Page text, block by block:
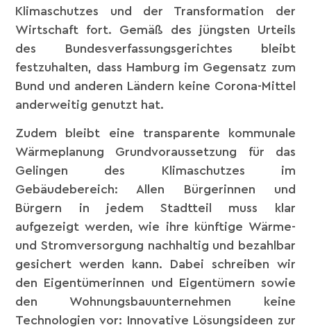
Klimaschutzes und der Transformation der
Wirtschaft fort. Gemäß des jüngsten Urteils
des Bundesverfassungsgerichtes bleibt
festzuhalten, dass Hamburg im Gegensatz zum
Bund und anderen Ländern keine Corona-Mittel
anderweitig genutzt hat.
Zudem bleibt eine transparente kommunale
Wärmeplanung Grundvoraussetzung für das
Gelingen des Klimaschutzes im
Gebäudebereich: Allen Bürgerinnen und
Bürgern in jedem Stadtteil muss klar
aufgezeigt werden, wie ihre künftige Wärme-
und Stromversorgung nachhaltig und bezahlbar
gesichert werden kann. Dabei schreiben wir
den Eigentümerinnen und Eigentümern sowie
den Wohnungsbauunternehmen keine
Technologien vor: Innovative Lösungsideen zur